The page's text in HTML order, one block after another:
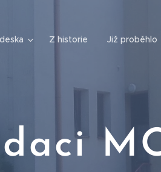
Z historie Již proběhlo